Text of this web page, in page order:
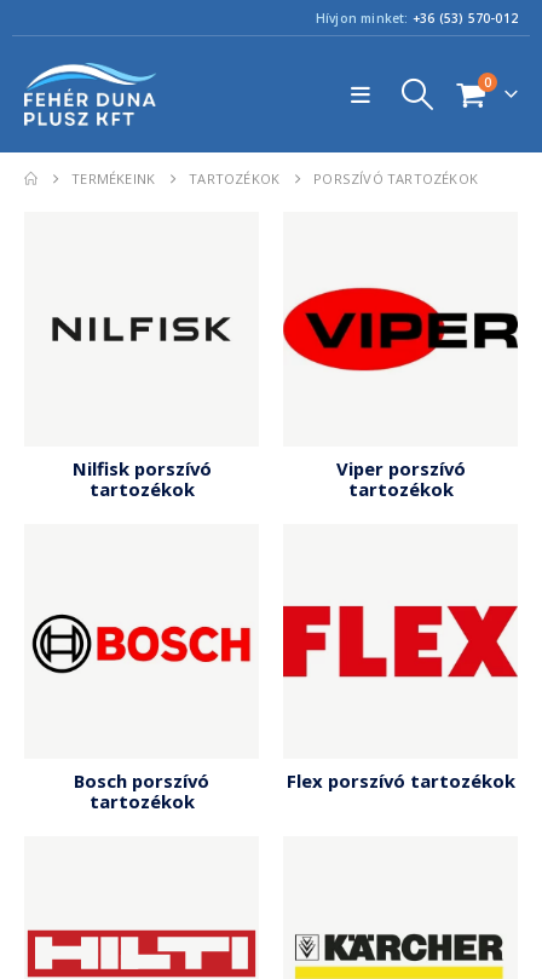
Hívjon minket: +36 (53) 570-012
0
TERMÉKEINK TARTOZÉKOK PORSZÍVÓ TARTOZÉKOK
Nilfisk porszívó
tartozékok
Viper porszívó
tartozékok
Bosch porszívó
tartozékok
Flex porszívó tartozékok